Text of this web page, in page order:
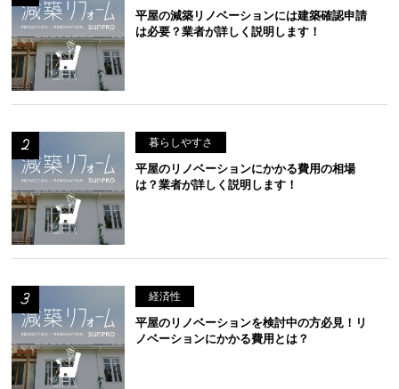
平屋の減築リノベーションには建築確認申請
は必要？業者が詳しく説明します！
暮らしやすさ
平屋のリノベーションにかかる費用の相場
は？業者が詳しく説明します！
経済性
平屋のリノベーションを検討中の方必見！リ
ノベーションにかかる費用とは？